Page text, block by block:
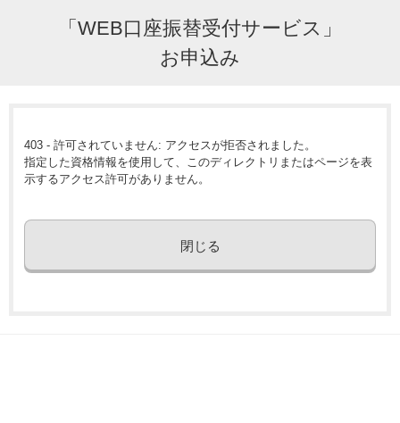
「WEB口座振替受付サービス」
お申込み
403 - 許可されていません: アクセスが拒否されました。
指定した資格情報を使用して、このディレクトリまたはページを表
示するアクセス許可がありません。